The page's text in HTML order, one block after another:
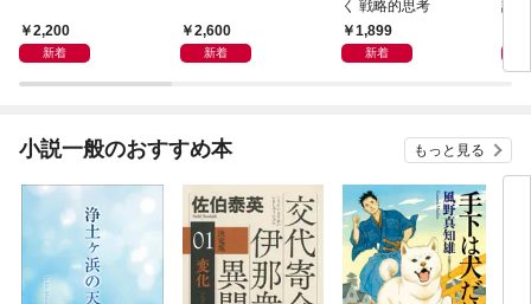
2,200
新着
2,600
新着
く 戦略的思考
1,899
新着
話）
小説一般のおすすめ本 もっと見る